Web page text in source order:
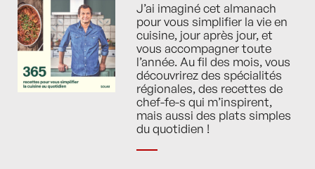
J’ai imaginé cet almanach
pour vous simplifier la vie en
cuisine, jour après jour, et
vous accompagner toute
l’année. Au fil des mois, vous
découvrirez des spécialités
régionales, des recettes de
chef-fe-s qui m’inspirent,
mais aussi des plats simples
du quotidien !